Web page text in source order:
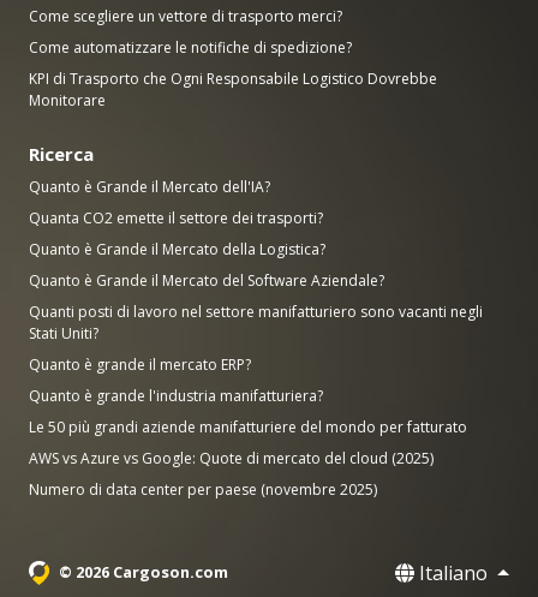
Come scegliere un vettore di trasporto merci?
Come automatizzare le notifiche di spedizione?
KPI di Trasporto che Ogni Responsabile Logistico Dovrebbe
Monitorare
Ricerca
Quanto è Grande il Mercato dell'IA?
Quanta CO2 emette il settore dei trasporti?
Quanto è Grande il Mercato della Logistica?
Quanto è Grande il Mercato del Software Aziendale?
Quanti posti di lavoro nel settore manifatturiero sono vacanti negli
Stati Uniti?
Quanto è grande il mercato ERP?
Quanto è grande l'industria manifatturiera?
Le 50 più grandi aziende manifatturiere del mondo per fatturato
AWS vs Azure vs Google: Quote di mercato del cloud (2025)
Numero di data center per paese (novembre 2025)
© 2026 Cargoson.com Italiano